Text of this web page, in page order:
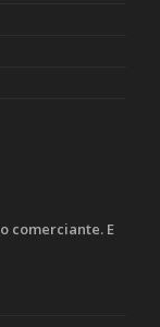
comerciante. E